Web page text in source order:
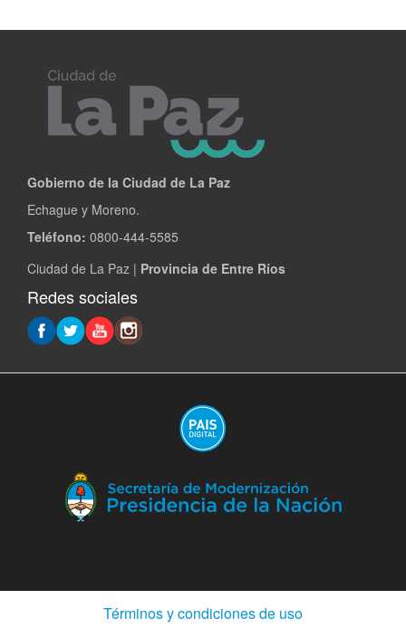
Gobierno de la Ciudad de La Paz
Echague y Moreno.
Teléfono: 0800-444-5585
Ciudad de La Paz | Provincia de Entre Ríos
Redes sociales
Términos y condiciones de uso(Abre